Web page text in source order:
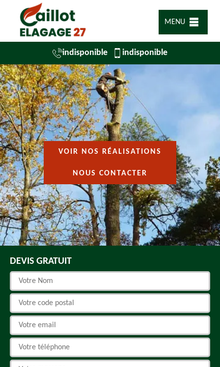
MENU
indisponible indisponible
VOIR NOS RÉALISATIONS
NOUS CONTACTER
DEVIS GRATUIT